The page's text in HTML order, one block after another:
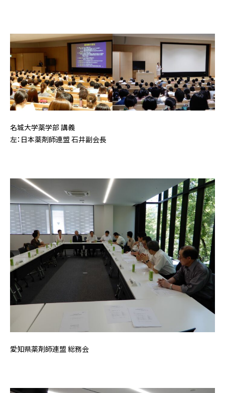
名城大学薬学部 講義
左：日本薬剤師連盟 石井副会長
愛知県薬剤師連盟 総務会